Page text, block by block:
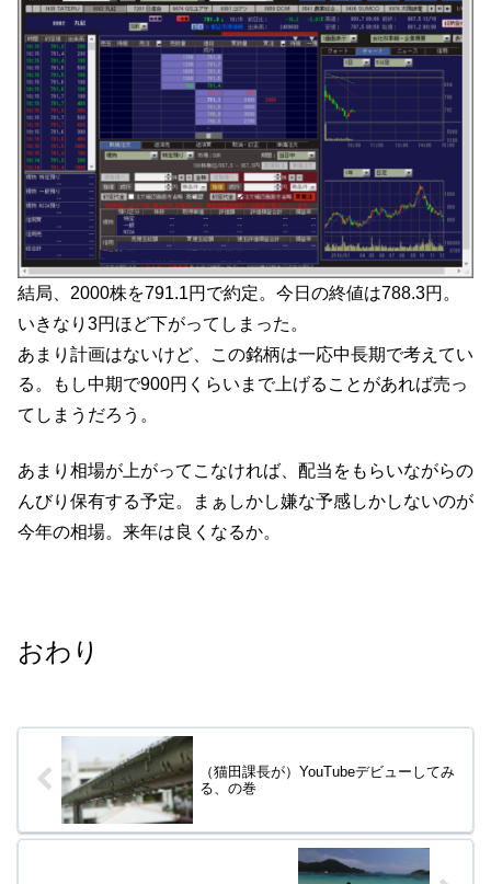
結局、2000株を791.1円で約定。今日の終値は788.3円。
いきなり3円ほど下がってしまった。
あまり計画はないけど、この銘柄は一応中長期で考えてい
る。もし中期で900円くらいまで上げることがあれば売っ
てしまうだろう。
あまり相場が上がってこなければ、配当をもらいながらの
んびり保有する予定。まぁしかし嫌な予感しかしないのが
今年の相場。来年は良くなるか。
おわり
（猫田課長が）YouTubeデビューしてみ
る、の巻